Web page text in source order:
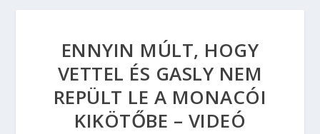
ENNYIN MÚLT, HOGY
VETTEL ÉS GASLY NEM
REPÜLT LE A MONACÓI
KIKÖTŐBE – VIDEÓ